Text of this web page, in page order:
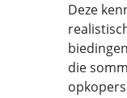
Deze
die